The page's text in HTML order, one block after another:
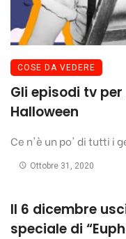
COSE DA VEDERE
Gli episodi tv
Halloween
Ce n'è un po' di tutti i
Ottobre 31, 2020
Il 6 dicembre
speciale di